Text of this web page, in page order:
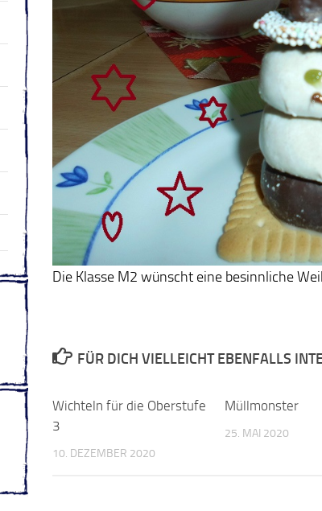
Die Klasse M2 wünscht eine besinnliche
FÜR DICH VIELLEICHT EBENFALLS
Wichteln für die Oberstufe
3
10. DEZEMBER 2020
Müllmonster
25. MAI 2020